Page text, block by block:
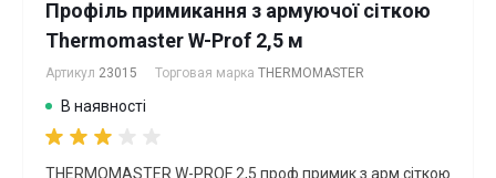
Профіль примикання з армуючої сіткою
Thermomaster W-Prof 2,5 м
Артикул 23015 Торговая марка THERMOMASTER
В наявності
THERMOMASTER W-PROF 2,5 проф.примик.з арм.сіткою